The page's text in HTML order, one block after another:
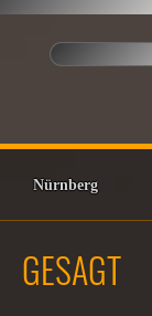
Nürnberg
GESAGT